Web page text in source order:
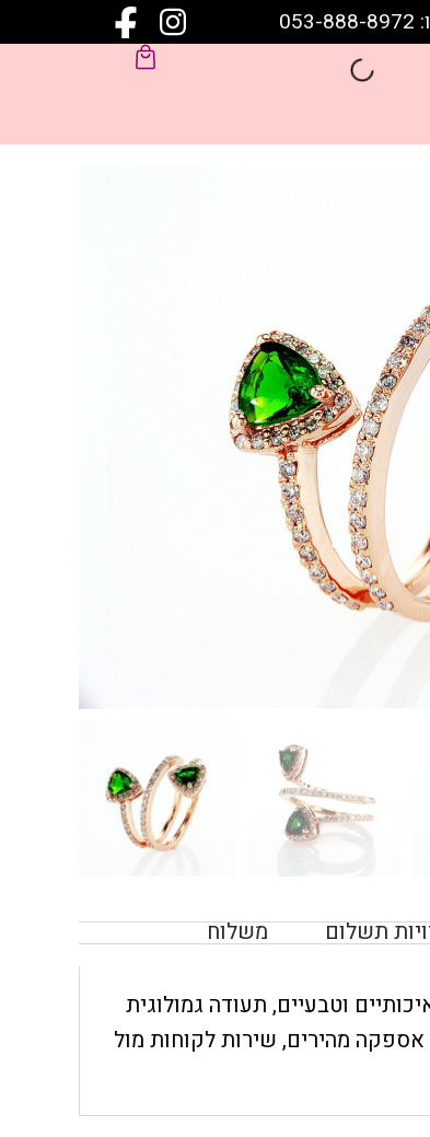
תשלום משלוח
איכותיים וטבעיים, תעודה גמולוגית
אספקה מהירים, שירות לקוחות מול